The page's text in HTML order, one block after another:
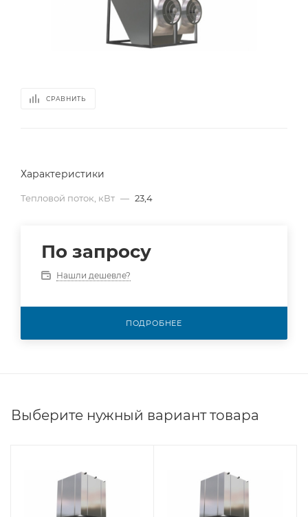
СРАВНИТЬ
Характеристики
Тепловой поток, кВт — 23,4
По запросу
Нашли дешевле?
ПОДРОБНЕЕ
Выберите нужный вариант товара